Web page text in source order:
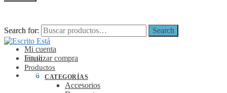
Search for: Search
Mi cuenta
Finalizar compra
0
Search for: Search
Inicio
Productos
CATEGORÍAS
Accesorios